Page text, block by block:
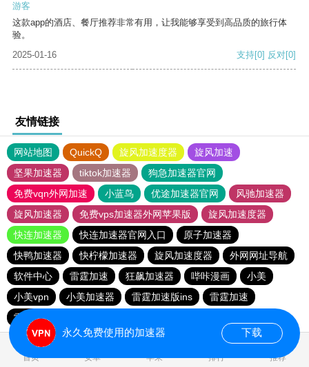
游客
这款app的酒店、餐厅推荐非常有用，让我能够享受到高品质的旅行体
验。
2025-01-16
支持[0] 反对[0]
友情链接
网站地图 QuickQ 旋风加速度器
旋风加速
坚果加速器
tiktok加速器
狗急加速器官网
免费vqn外网加速
小蓝鸟 优途加速器官网
风驰加速器
旋风加速器
免费vps加速器外网苹果版
旋风加速度器
快连加速器
快连加速器官网入口
原子加速器
快鸭加速器
快柠檬加速器 旋风加速度器
外网网址导航
软件中心
雷霆加速 狂飙加速器 哔咔漫画
小美
小美vpn
小美加速器 雷霆加速版ins
雷霆加速
雷霆加速下载
首页 安卓 苹果 排行 推荐
永久免费使用的加速器 下载
0.074797s